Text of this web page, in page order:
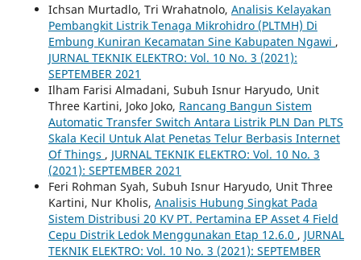
Ichsan Murtadlo, Tri Wrahatnolo, Analisis Kelayakan
Pembangkit Listrik Tenaga Mikrohidro (PLTMH) Di
Embung Kuniran Kecamatan Sine Kabupaten Ngawi ,
JURNAL TEKNIK ELEKTRO: Vol. 10 No. 3 (2021):
SEPTEMBER 2021
Ilham Farisi Almadani, Subuh Isnur Haryudo, Unit
Three Kartini, Joko Joko, Rancang Bangun Sistem
Automatic Transfer Switch Antara Listrik PLN Dan PLTS
Skala Kecil Untuk Alat Penetas Telur Berbasis Internet
Of Things , JURNAL TEKNIK ELEKTRO: Vol. 10 No. 3
(2021): SEPTEMBER 2021
Feri Rohman Syah, Subuh Isnur Haryudo, Unit Three
Kartini, Nur Kholis, Analisis Hubung Singkat Pada
Sistem Distribusi 20 KV PT. Pertamina EP Asset 4 Field
Cepu Distrik Ledok Menggunakan Etap 12.6.0 , JURNAL
TEKNIK ELEKTRO: Vol. 10 No. 3 (2021): SEPTEMBER